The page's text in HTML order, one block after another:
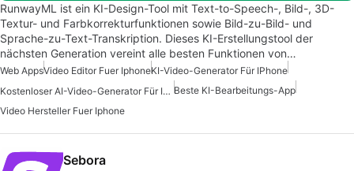
RunwayML ist ein KI-Design-Tool mit Text-to-Speech-, Bild-, 3D-
Textur- und Farbkorrekturfunktionen sowie Bild-zu-Bild- und
Sprache-zu-Text-Transkription. Dieses KI-Erstellungstool der
nächsten Generation vereint alle besten Funktionen von…
Web AppsVideo Editor Fuer IphoneKI-Video-Generator Für IPhone
Kostenloser AI-Video-Generator Für IPhone Beste KI-Bearbeitungs-App
Video Hersteller Fuer Iphone
Sebora